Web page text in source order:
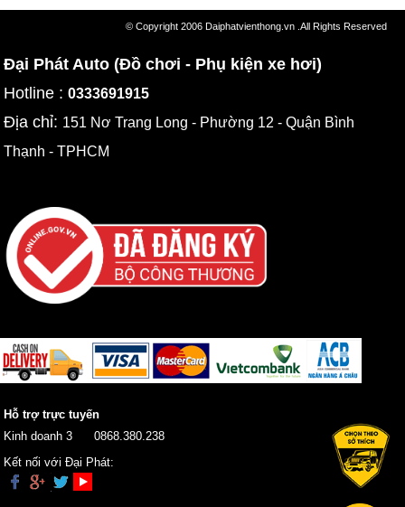
© Copyright 2006 Daiphatvienthong.vn .All Rights Reserved
Đại Phát Auto (Đồ chơi - Phụ kiện xe hơi)
Hotline :0333691915
Địa chỉ: 151 Nơ Trang Long - Phường 12 - Quận Bình
Thạnh - TPHCM
Hỗ trợ trực tuyến
Kinh doanh 3
0868.380.238
Kết nối với Đại Phát: